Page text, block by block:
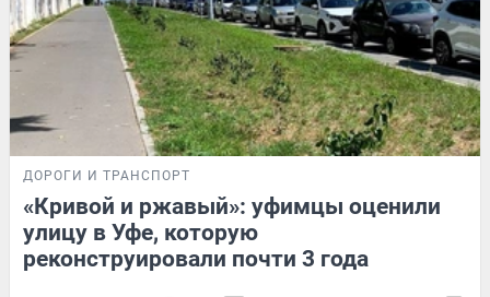
ДОРОГИ И ТРАНСПОРТ
«Кривой и ржавый»: уфимцы оценили
улицу в Уфе, которую
реконструировали почти 3 года